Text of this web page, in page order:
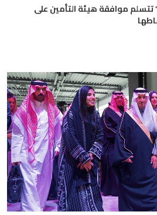
تتسلم موافقة هيئة التأمين على